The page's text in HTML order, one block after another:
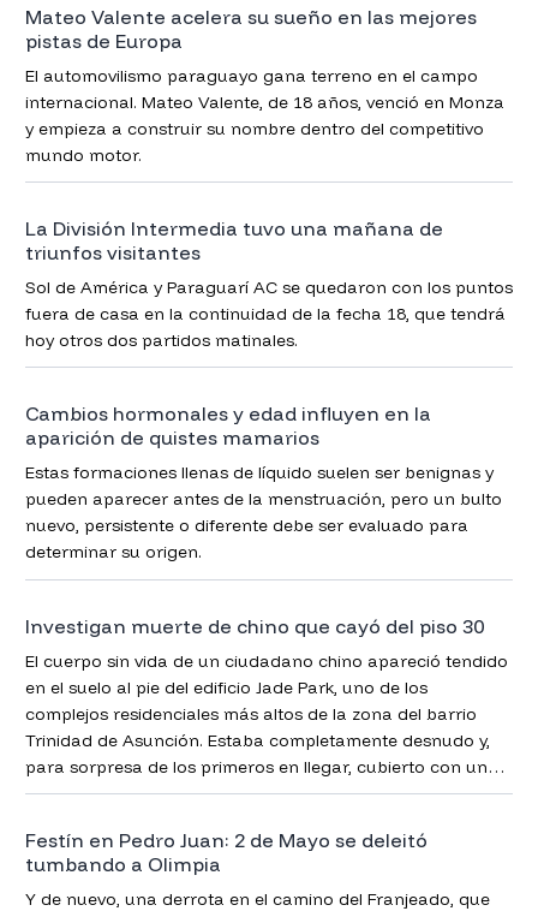
Mateo Valente acelera su sueño en las mejores
pistas de Europa
El automovilismo paraguayo gana terreno en el campo
internacional. Mateo Valente, de 18 años, venció en Monza
y empieza a construir su nombre dentro del competitivo
mundo motor.
La División Intermedia tuvo una mañana de
triunfos visitantes
Sol de América y Paraguarí AC se quedaron con los puntos
fuera de casa en la continuidad de la fecha 18, que tendrá
hoy otros dos partidos matinales.
Cambios hormonales y edad influyen en la
aparición de quistes mamarios
Estas formaciones llenas de líquido suelen ser benignas y
pueden aparecer antes de la menstruación, pero un bulto
nuevo, persistente o diferente debe ser evaluado para
determinar su origen.
Investigan muerte de chino que cayó del piso 30
El cuerpo sin vida de un ciudadano chino apareció tendido
en el suelo al pie del edificio Jade Park, uno de los
complejos residenciales más altos de la zona del barrio
Trinidad de Asunción. Estaba completamente desnudo y,
para sorpresa de los primeros en llegar, cubierto con una
bolsa de plástico de color negro, confirmó la Policía.
Festín en Pedro Juan: 2 de Mayo se deleitó
tumbando a Olimpia
Y de nuevo, una derrota en el camino del Franjeado, que